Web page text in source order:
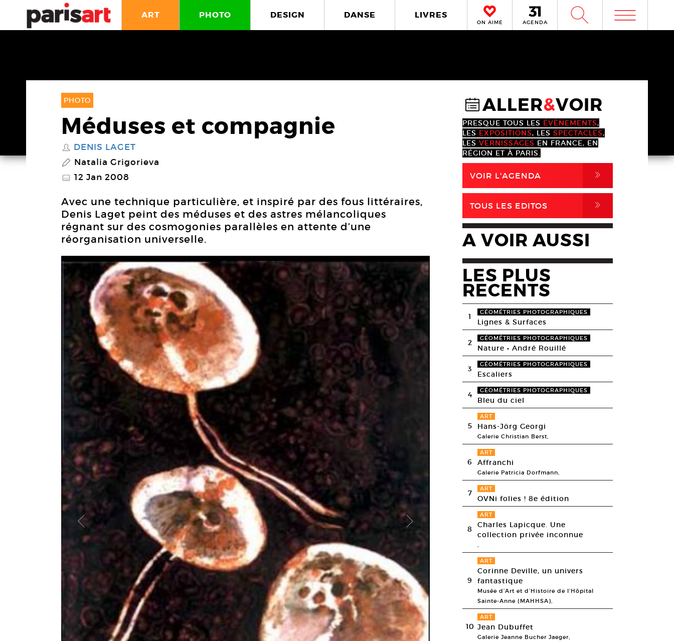
ART PHOTO DESIGN DANSE LIVRES
ON AIME AGENDA W m
PHOTO
Méduses et compagnie
S DENIS LAGET
P Natalia Grigorieva
@ 12 Jan 2008
Avec une technique particulière, et inspiré par des fous littéraires,
Denis Laget peint des méduses et des astres mélancoliques
régnant sur des cosmogonies parallèles en attente d’une
réorganisation universelle.
@ALLER&VOIR
PRESQUE TOUS LES ÉVÈNEMENTS,
LES EXPOSITIONS, LES SPECTACLES,
LES VERNISSAGES EN FRANCE, EN
RÉGION ET À PARIS.
VOIR L'AGENDA ,
TOUS LES EDITOS ,
A VOIR AUSSI
LES PLUS
RECENTS
1 GÉOMÉTRIES PHOTOGRAPHIQUES
Lignes & Surfaces
2 GÉOMÉTRIES PHOTOGRAPHIQUES
Nature • André Rouillé
3 GÉOMÉTRIES PHOTOGRAPHIQUES
Escaliers
4 GÉOMÉTRIES PHOTOGRAPHIQUES
Bleu du ciel
5
ART
Hans-Jörg Georgi
Galerie Christian Berst,
6
ART
Affranchi
Galerie Patricia Dorfmann,
7 ART
OVNi folies ! 8e édition
8
ART
Charles Lapicque. Une
collection privée inconnue
,
9
ART
Corinne Deville, un univers
fantastique
Musée d’Art et d’Histoire de l’Hôpital
Sainte-Anne (MAHHSA),
10
ART
Jean Dubuffet
Galerie Jeanne Bucher Jaeger,